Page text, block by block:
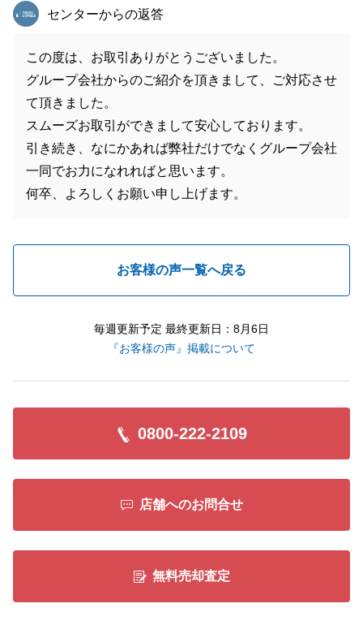
東急リバブル
センターからの返答
この度は、お取引ありがとうございました。
グループ会社からのご紹介を頂きまして、ご対応させ
て頂きました。
スムーズお取引ができまして安心しております。
引き続き、なにかあれば弊社だけでなくグループ会社
一同でお力になれればと思います。
何卒、よろしくお願い申し上げます。
お客様の声一覧へ戻る
毎週更新予定 最終更新日：8月6日
『お客様の声』掲載について
0800-222-2109
店舗へのお問合せ
無料売却査定